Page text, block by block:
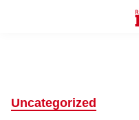
Uncategorized